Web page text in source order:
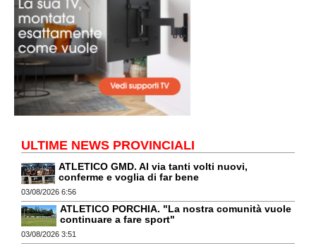
ULTIME NEWS PROVINCIALI
ATLETICO GMD. Al via tanti volti nuovi,
conferme e voglia di far bene
03/08/2026 6:56
ATLETICO PORCHIA. "La nostra comunità vuole
continuare a fare sport"
03/08/2026 3:51